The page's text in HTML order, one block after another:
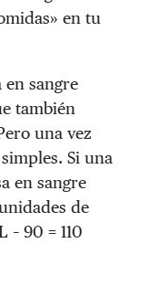
en tu
sangre
también
una vez
Si una
en sangre
de
90 = 110